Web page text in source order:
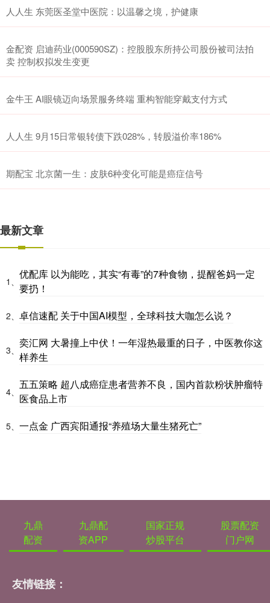
人人生 东莞医圣堂中医院：以温馨之境，护健康
金配资 启迪药业(000590SZ)：控股股东所持公司股份被司法拍
卖 控制权拟发生变更
金牛王 AI眼镜迈向场景服务终端 重构智能穿戴支付方式
人人生 9月15日常银转债下跌028%，转股溢价率186%
期配宝 北京菌一生：皮肤6种变化可能是癌症信号
最新文章
1、
优配库 以为能吃，其实“有毒”的7种食物，提醒爸妈一定
要扔！
2、 卓信速配 关于中国AI模型，全球科技大咖怎么说？
3、
奕汇网 大暑撞上中伏！一年湿热最重的日子，中医教你这
样养生
4、
五五策略 超八成癌症患者营养不良，国内首款粉状肿瘤特
医食品上市
5、 一点金 广西宾阳通报“养殖场大量生猪死亡”
九鼎
配资
九鼎配
资APP
国家正规
炒股平台
股票配资
门户网
友情链接：